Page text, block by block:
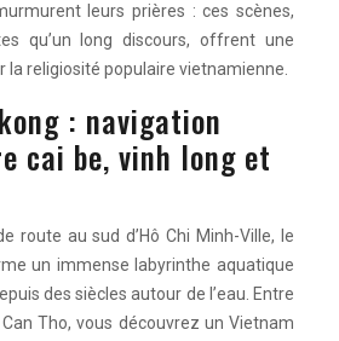
leurs prières : ces scènes,
qu’un long discours, offrent une
religiosité populaire vietnamienne.
: navigation
cai be, vinh long et
route au sud d’Hô Chi Minh-Ville, le
un immense labyrinthe aquatique
des siècles autour de l’eau. Entre
Tho, vous découvrez un Vietnam